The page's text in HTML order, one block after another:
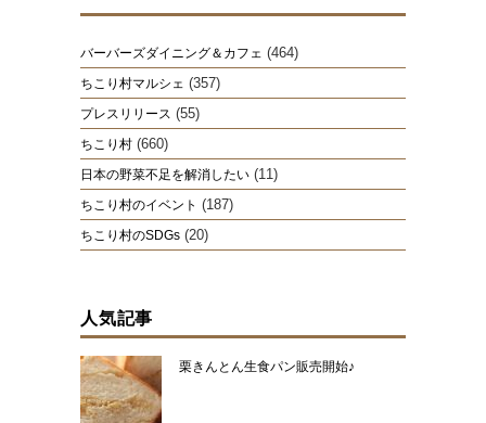
バーバーズダイニング＆カフェ (464)
ちこり村マルシェ (357)
プレスリリース (55)
ちこり村 (660)
日本の野菜不足を解消したい (11)
ちこり村のイベント (187)
ちこり村のSDGs (20)
人気記事
栗きんとん生食パン販売開始♪